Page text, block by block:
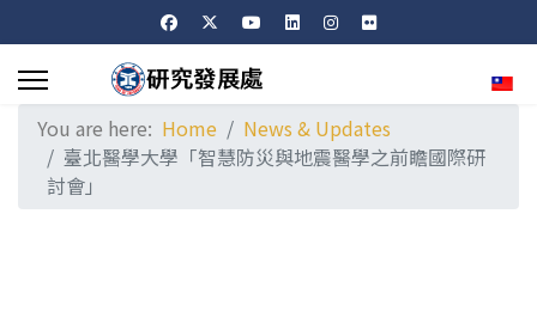
You are here: Home
News & Updates
臺北醫學大學「智慧防災與地震醫學之前瞻國際研
討會」